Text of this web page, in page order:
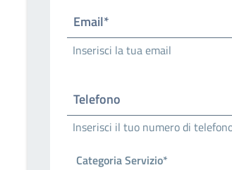
Email*
Inserisci la tua email
Telefono
Inserisci il tuo numero di
Categoria Servizio*